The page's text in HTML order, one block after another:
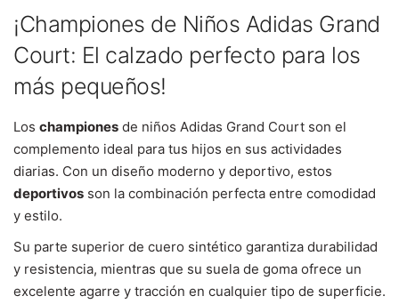
¡Championes de Niños Adidas Grand
Court: El calzado perfecto para los
más pequeños!
Los championes de niños Adidas Grand Court son el
complemento ideal para tus hijos en sus actividades
diarias. Con un diseño moderno y deportivo, estos
deportivos son la combinación perfecta entre comodidad
y estilo.
Su parte superior de cuero sintético garantiza durabilidad
y resistencia, mientras que su suela de goma ofrece un
excelente agarre y tracción en cualquier tipo de superficie.